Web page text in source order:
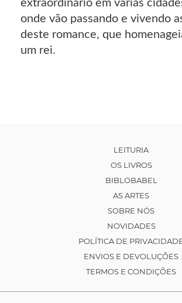
extraordinário em várias
onde vão passando e vivendo
deste romance, que
um rei.
LEITURIA
OS LIVROS
BIBLOBABEL
AS ARTES
SOBRE NÓS
NOVIDADES
POLÍTICA DE
ENVIOS E DEVOLUÇÕES
TERMOS E CONDIÇÕES